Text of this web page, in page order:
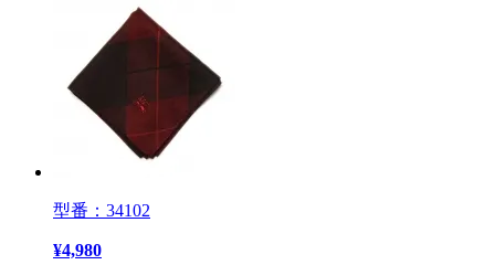
型番：34102
¥4,980